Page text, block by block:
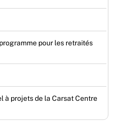
programme pour les retraités
à projets de la Carsat Centre